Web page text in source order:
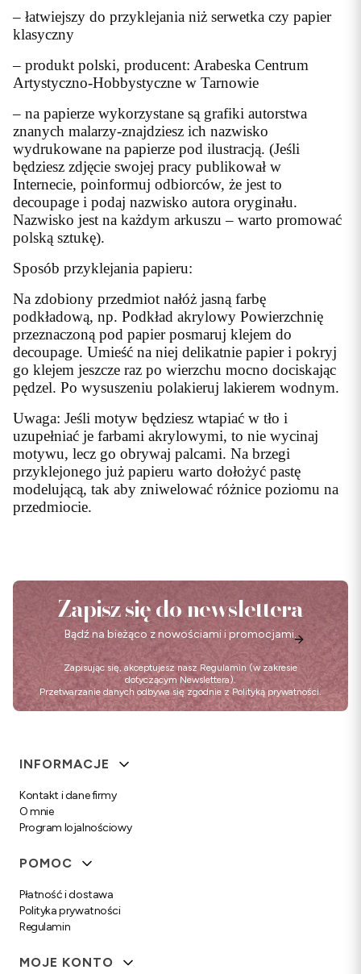
– łatwiejszy do przyklejania niż serwetka czy papier
klasyczny
– produkt polski, producent: Arabeska Centrum
Artystyczno-Hobbystyczne w Tarnowie
– na papierze wykorzystane są grafiki autorstwa
znanych malarzy-znajdziesz ich nazwisko
wydrukowane na papierze pod ilustracją. (Jeśli
będziesz zdjęcie swojej pracy publikował w
Internecie, poinformuj odbiorców, że jest to
decoupage i podaj nazwisko autora oryginału.
Nazwisko jest na każdym arkuszu – warto promować
polską sztukę).
Sposób przyklejania papieru:
Na zdobiony przedmiot nałóż jasną farbę
podkładową, np. Podkład akrylowy Powierzchnię
przeznaczoną pod papier posmaruj klejem do
decoupage. Umieść na niej delikatnie papier i pokryj
go klejem jeszcze raz po wierzchu mocno dociskając
pędzel. Po wysuszeniu polakieruj lakierem wodnym.
Uwaga: Jeśli motyw będziesz wtapiać w tło i
uzupełniać je farbami akrylowymi, to nie wycinaj
motywu, lecz go obrywaj palcami. Na brzegi
przyklejonego już papieru warto dołożyć pastę
modelującą, tak aby zniwelować różnice poziomu na
przedmiocie.
Zapisz się do newslettera
Bądź na bieżąco z nowościami i promocjami.
Zapisując się, akceptujesz nasz Regulamin (w zakresie
dotyczącym Newslettera).
Przetwarzanie danych odbywa się zgodnie z Polityką prywatności.
Linki w stopce
INFORMACJE
Kontakt i dane firmy
O mnie
Program lojalnościowy
POMOC
Płatność i dostawa
Polityka prywatności
Regulamin
MOJE KONTO